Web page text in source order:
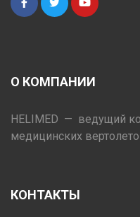
О КОМПАНИИ
HELIMED — ведущий
медицинских
КОНТАКТЫ